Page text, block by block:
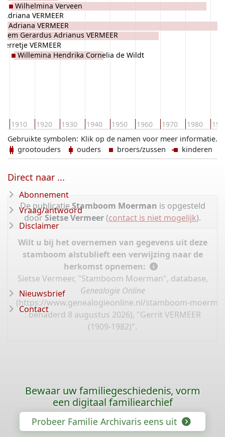
1910 1920 1930 1940 1950 1960 1970 1980
Adriana VERMEER
Adriana VERMEER
Gerardus Adrianus VERMEER
Gerretje VERMEER
Wilhelmina Verveen
Willemina Hendrika Cornelia de Wildt
Klik op de namen voor meer informatie.
Gebruikte symbolen:
grootouders
ouders broers/zussen kinderen
De publicatie Stamboom Moerman is opgesteld
doorSietse Vermeer(contact is niet mogelijk).
Wilt u bij het overnemen van gegevens uit deze
stamboom alstublieft een verwijzing naar de
herkomst opnemen:
Sietse Vermeer, "Stamboom Moerman", database,
Genealogie Online
(https://www.genealogieonline.nl/stamboom-
: benaderd 8 augustus 2026), "Gerrit VERMEER
(1909-1982)".
Direct naar ...
Abonnement
Vraag/antwoord
Disclaimer
Nieuwsbrief
Contact
Bewaar uw familiegeschiedenis, vorm
een digitaal familiearchief
Probeer Familie Archivaris eens uit